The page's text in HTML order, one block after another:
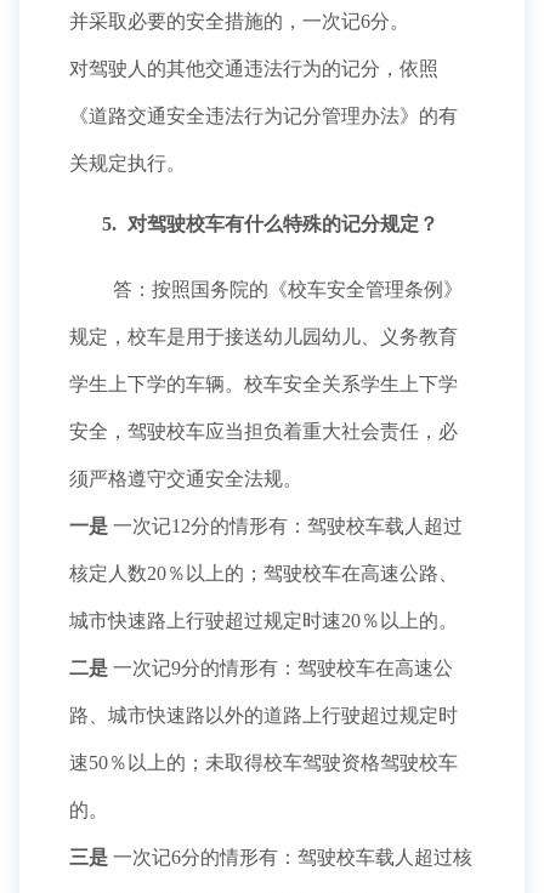
并采取必要的安全措施的，一次记6分。
对驾驶人的其他交通违法行为的记分，依照
《道路交通安全违法行为记分管理办法》的有
关规定执行。
5. 对驾驶校车有什么特殊的记分规定？
答：按照国务院的《校车安全管理条例》
规定，校车是用于接送幼儿园幼儿、义务教育
学生上下学的车辆。校车安全关系学生上下学
安全，驾驶校车应当担负着重大社会责任，必
须严格遵守交通安全法规。
一是 一次记12分的情形有：驾驶校车载人超过
核定人数20％以上的；驾驶校车在高速公路、
城市快速路上行驶超过规定时速20％以上的。
二是 一次记9分的情形有：驾驶校车在高速公
路、城市快速路以外的道路上行驶超过规定时
速50％以上的；未取得校车驾驶资格驾驶校车
的。
三是 一次记6分的情形有：驾驶校车载人超过核